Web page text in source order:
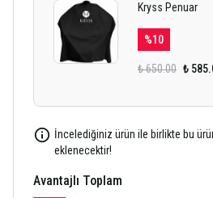
Kryss Penuar
%10
₺ 650.00 ₺
İncelediğiniz ürün ile birlikte bu
eklenecektir!
Avantajlı Toplam